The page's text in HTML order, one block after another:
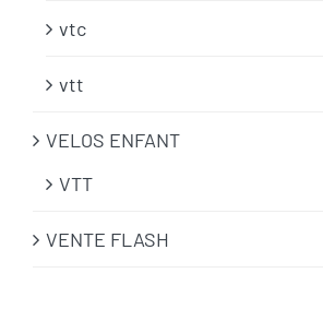
vtc
vtt
VELOS ENFANT
VTT
VENTE FLASH